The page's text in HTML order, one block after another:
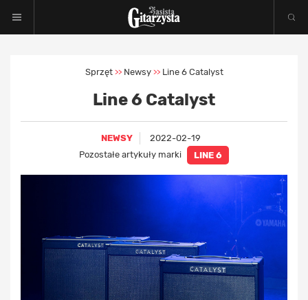
Sprzęt >> Newsy >> Line 6 Catalyst
Line 6 Catalyst
NEWSY
2022-02-19
Pozostałe artykuły marki
LINE 6